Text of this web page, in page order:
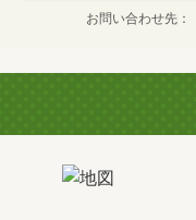
お問い合わせ先